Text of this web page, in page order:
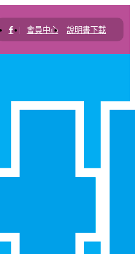
| 會員中心 說明書下載